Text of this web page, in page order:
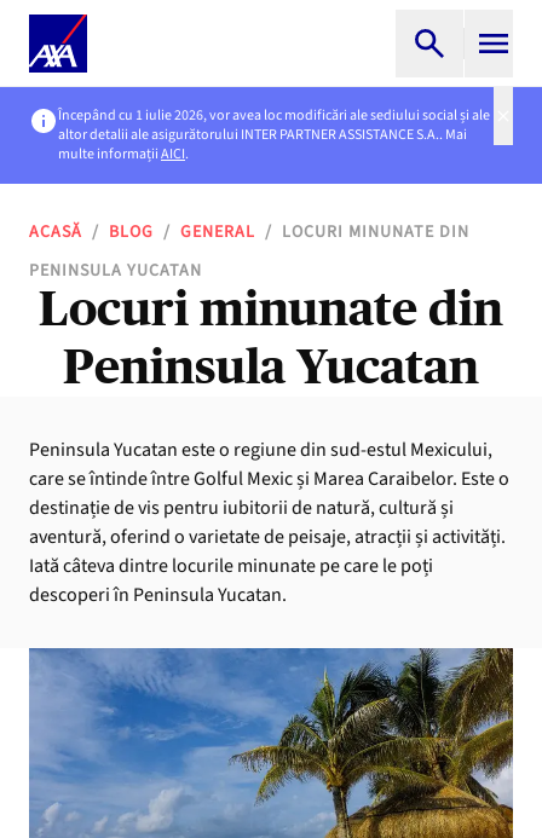
Începând cu 1 iulie 2026, vor avea loc modificări ale sediului social și ale
altor detalii ale asigurătorului INTER PARTNER ASSISTANCE S.A.. Mai
multe informațiiAICI.
ACASĂ / BLOG / GENERAL / LOCURI MINUNATE DIN
PENINSULA YUCATAN
Locuri minunate din
Peninsula Yucatan
Peninsula Yucatan este o regiune din sud-estul Mexicului,
care se întinde între Golful Mexic și Marea Caraibelor. Este o
destinație de vis pentru iubitorii de natură, cultură și
aventură, oferind o varietate de peisaje, atracții și activități.
Iată câteva dintre locurile minunate pe care le poți
descoperi în Peninsula Yucatan.